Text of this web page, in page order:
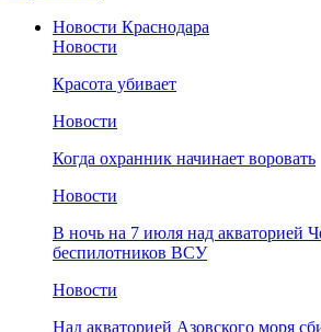
Новости Краснодара
Новости
Красота убивает
Новости
Когда охранник начинает воровать
Новости
В ночь на 7 июля над акваторией
беспилотников ВСУ
Новости
Над акваторией Азовского моря